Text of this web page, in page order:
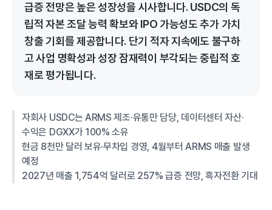
급증 전망은 높은 성장성을 시사합니다. USDC의 독
립적 자본 조달 능력 확보와 IPO 가능성도 추가 가치
창출 기회를 제공합니다. 단기 적자 지속에도 불구하
고 사업 명확성과 성장 잠재력이 부각되는 중립적 호
재로 평가됩니다.
자회사 USDC는 ARMS 제조·유통만 담당, 데이터센터 자산·
수익은 DGXX가 100% 소유
현금 8천만 달러 보유·무차입 경영, 4월부터 ARMS 매출 발생
예정
2027년 매출 1,754억 달러로 257% 급증 전망, 흑자전환 기대